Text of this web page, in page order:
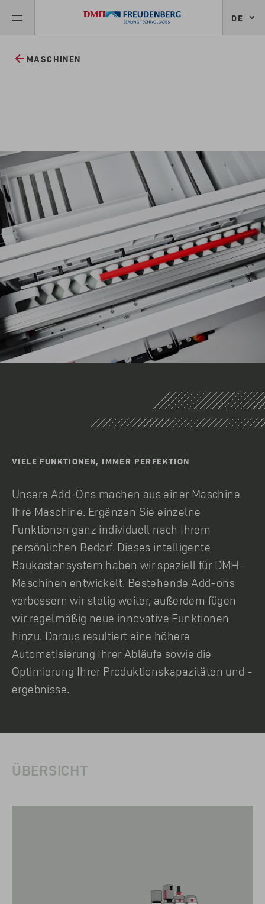
DE
MASCHINEN
VIELE FUNKTIONEN, IMMER PERFEKTION
Unsere Add-Ons machen aus einer Maschine
Ihre Maschine. Ergänzen Sie einzelne
Funktionen ganz individuell nach Ihrem
persönlichen Bedarf. Dieses intelligente
Baukastensystem haben wir speziell für DMH-
Maschinen entwickelt. Bestehende Add-ons
verbessern wir stetig weiter, außerdem fügen
wir regelmäßig neue innovative Funktionen
hinzu. Daraus resultiert eine höhere
Automatisierung Ihrer Abläufe sowie die
Optimierung Ihrer Produktionskapazitäten und -
ergebnisse.
ÜBERSICHT